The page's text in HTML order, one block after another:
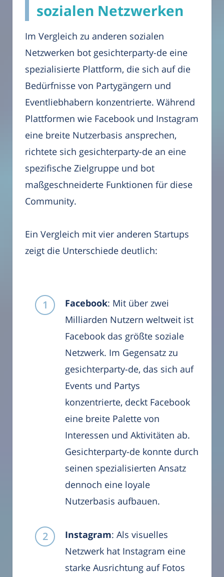
sozialen Netzwerken
Im Vergleich zu anderen sozialen
Netzwerken bot gesichterparty-de eine
spezialisierte Plattform, die sich auf die
Bedürfnisse von Partygängern und
Eventliebhabern konzentrierte. Während
Plattformen wie Facebook und Instagram
eine breite Nutzerbasis ansprechen,
richtete sich gesichterparty-de an eine
spezifische Zielgruppe und bot
maßgeschneiderte Funktionen für diese
Community.
Ein Vergleich mit vier anderen Startups
zeigt die Unterschiede deutlich:
Facebook: Mit über zwei
Milliarden Nutzern weltweit ist
Facebook das größte soziale
Netzwerk. Im Gegensatz zu
gesichterparty-de, das sich auf
Events und Partys
konzentrierte, deckt Facebook
eine breite Palette von
Interessen und Aktivitäten ab.
Gesichterparty-de konnte durch
seinen spezialisierten Ansatz
dennoch eine loyale
Nutzerbasis aufbauen.
Instagram: Als visuelles
Netzwerk hat Instagram eine
starke Ausrichtung auf Fotos